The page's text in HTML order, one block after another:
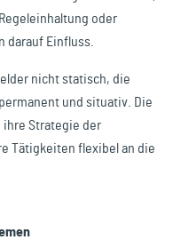
oder
darauf Einfluss.
nicht statisch, die
und situativ. Die
ihre Strategie der
Tätigkeiten flexibel an die